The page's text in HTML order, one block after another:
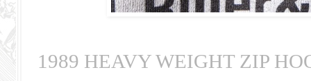
1989 HEAVY WEIGHT ZIP